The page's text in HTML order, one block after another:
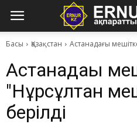
Басы Қазақстан Астанадағы
Астанадағы
"Нұрсұлтан
берілді